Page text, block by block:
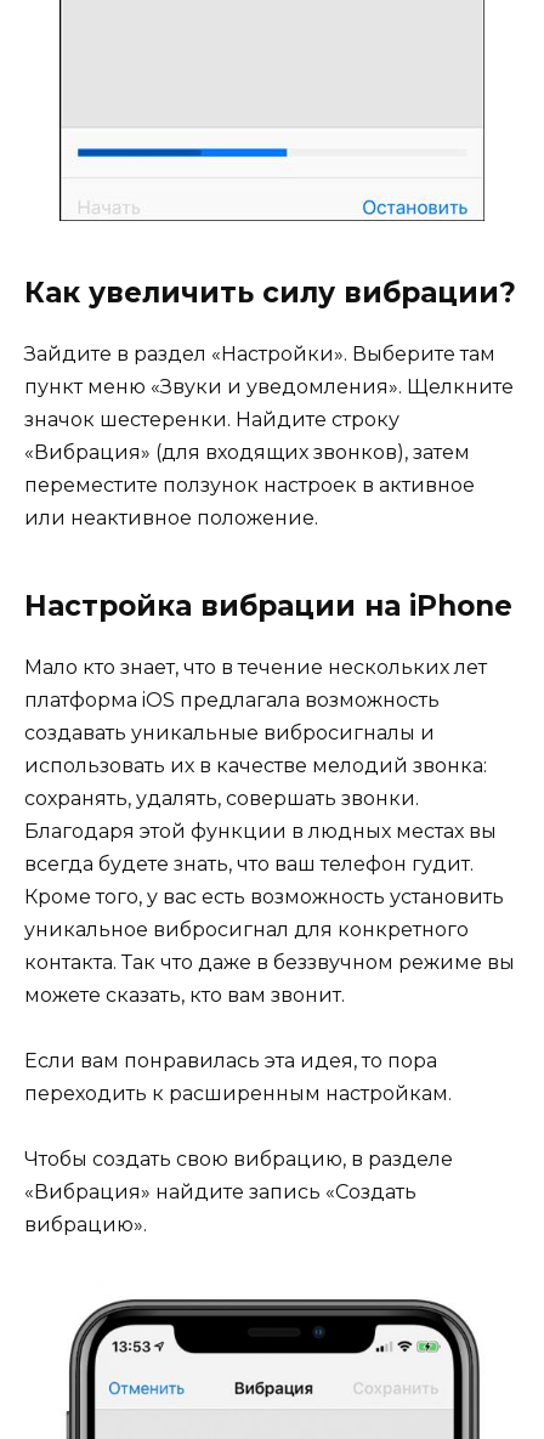
Как увеличить силу вибрации?
Зайдите в раздел «Настройки». Выберите там
пункт меню «Звуки и уведомления». Щелкните
значок шестеренки. Найдите строку
«Вибрация» (для входящих звонков), затем
переместите ползунок настроек в активное
или неактивное положение.
Настройка вибрации на iPhone
Мало кто знает, что в течение нескольких лет
платформа iOS предлагала возможность
создавать уникальные вибросигналы и
использовать их в качестве мелодий звонка:
сохранять, удалять, совершать звонки.
Благодаря этой функции в людных местах вы
всегда будете знать, что ваш телефон гудит.
Кроме того, у вас есть возможность установить
уникальное вибросигнал для конкретного
контакта. Так что даже в беззвучном режиме вы
можете сказать, кто вам звонит.
Если вам понравилась эта идея, то пора
переходить к расширенным настройкам.
Чтобы создать свою вибрацию, в разделе
«Вибрация» найдите запись «Создать
вибрацию».